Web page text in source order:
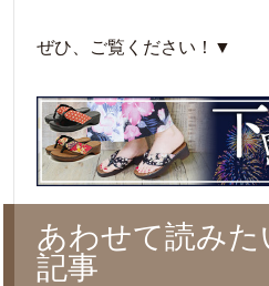
ぜひ、ご覧ください！▼
あわせて読みた
記事